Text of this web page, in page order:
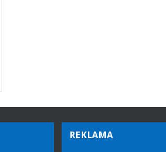
REKLAMA